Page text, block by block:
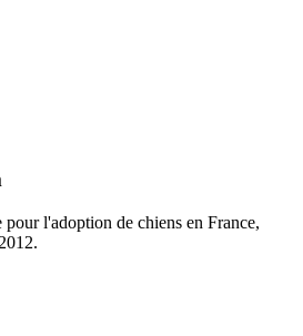
l'adoption de chiens en France,